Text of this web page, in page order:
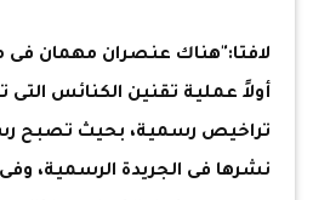
لافتا:"هناك عنصران مهمان فى
أولاً عملية تقنين الكنائس التى
تراخيص رسمية، بحيث تصبح
نشرها فى الجريدة الرسمية،